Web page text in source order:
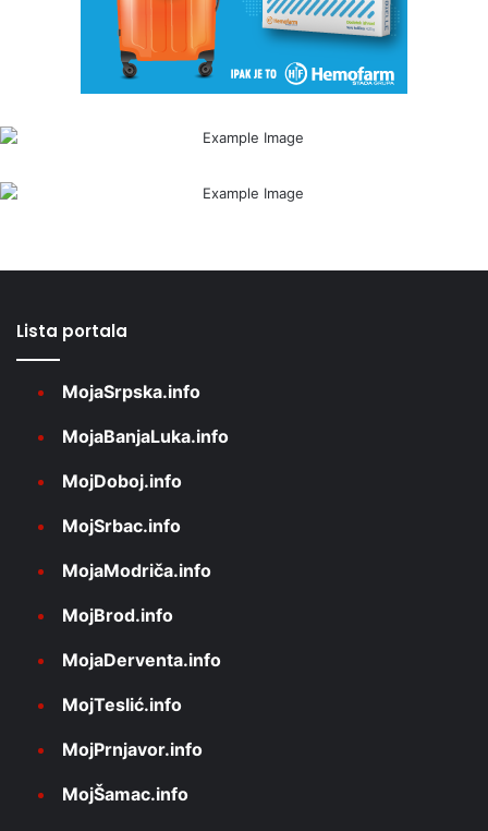
Lista portala
MojaSrpska.info
MojaBanjaLuka.info
MojDoboj.info
MojSrbac.info
MojaModriča.info
MojBrod.info
MojaDerventa.info
MojTeslić.info
MojPrnjavor.info
MojŠamac.info